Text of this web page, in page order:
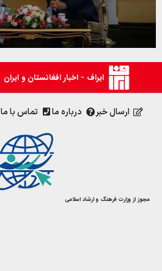
ایراف - اخبار افغانستان و ایران
ارسال خبر درباره ما تماس با ما
مجوز از وزارت فرهنگ و ارشاد اسلامی